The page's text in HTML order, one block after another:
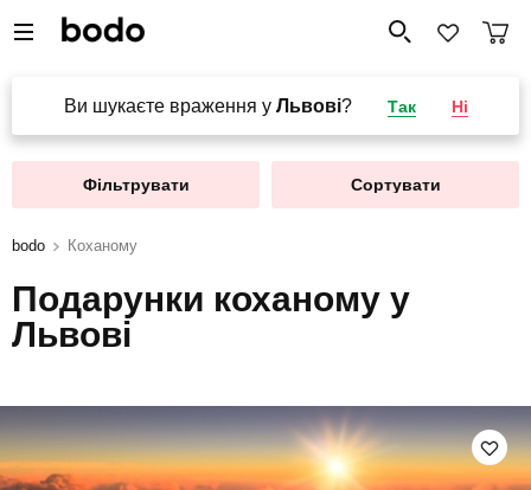
Ви шукаєте враження у Львові? Так Ні
Фільтрувати Сортувати
bodo Коханому
Подарунки коханому у
Львові